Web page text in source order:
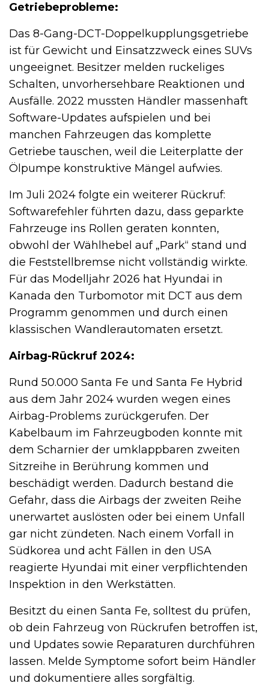
Getriebeprobleme:
Das 8-Gang-DCT-Doppelkupplungsgetriebe
ist für Gewicht und Einsatzzweck eines SUVs
ungeeignet. Besitzer melden ruckeliges
Schalten, unvorhersehbare Reaktionen und
Ausfälle. 2022 mussten Händler massenhaft
Software-Updates aufspielen und bei
manchen Fahrzeugen das komplette
Getriebe tauschen, weil die Leiterplatte der
Ölpumpe konstruktive Mängel aufwies.
Im Juli 2024 folgte ein weiterer Rückruf:
Softwarefehler führten dazu, dass geparkte
Fahrzeuge ins Rollen geraten konnten,
obwohl der Wählhebel auf „Park“ stand und
die Feststellbremse nicht vollständig wirkte.
Für das Modelljahr 2026 hat Hyundai in
Kanada den Turbomotor mit DCT aus dem
Programm genommen und durch einen
klassischen Wandlerautomaten ersetzt.
Airbag-Rückruf 2024:
Rund 50.000 Santa Fe und Santa Fe Hybrid
aus dem Jahr 2024 wurden wegen eines
Airbag-Problems zurückgerufen. Der
Kabelbaum im Fahrzeugboden konnte mit
dem Scharnier der umklappbaren zweiten
Sitzreihe in Berührung kommen und
beschädigt werden. Dadurch bestand die
Gefahr, dass die Airbags der zweiten Reihe
unerwartet auslösten oder bei einem Unfall
gar nicht zündeten. Nach einem Vorfall in
Südkorea und acht Fällen in den USA
reagierte Hyundai mit einer verpflichtenden
Inspektion in den Werkstätten.
Besitzt du einen Santa Fe, solltest du prüfen,
ob dein Fahrzeug von Rückrufen betroffen ist,
und Updates sowie Reparaturen durchführen
lassen. Melde Symptome sofort beim Händler
und dokumentiere alles sorgfältig.